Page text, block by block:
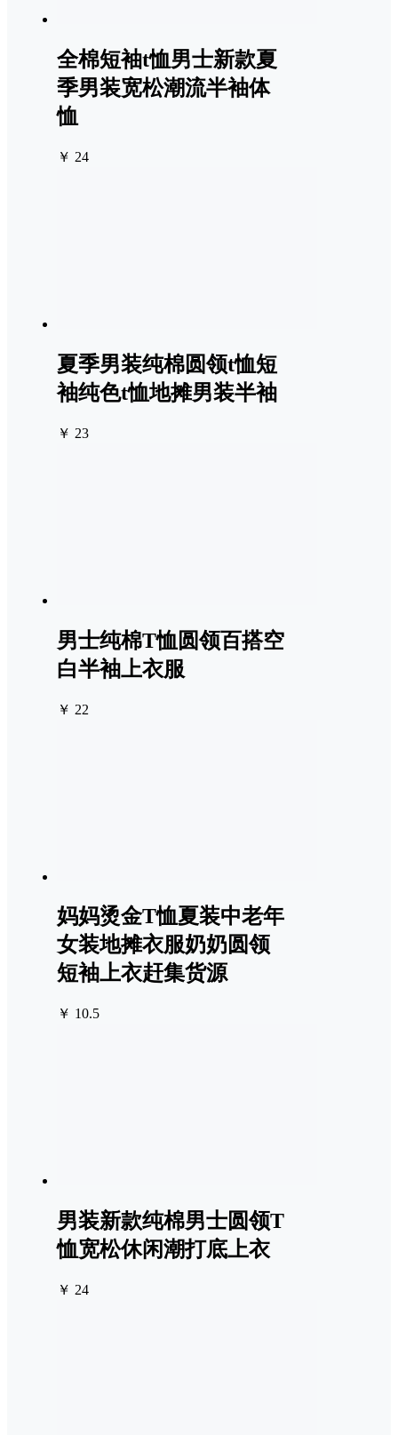
全棉短袖t恤男士新款夏
季男装宽松潮流半袖体
恤
￥ 24
夏季男装纯棉圆领t恤短
袖纯色t恤地摊男装半袖
￥ 23
男士纯棉T恤圆领百搭空
白半袖上衣服
￥ 22
妈妈烫金T恤夏装中老年
女装地摊衣服奶奶圆领
短袖上衣赶集货源
￥ 10.5
男装新款纯棉男士圆领T
恤宽松休闲潮打底上衣
￥ 24